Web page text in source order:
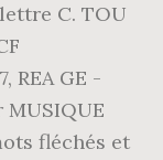
C. TOU
REA GE -
fléchés et